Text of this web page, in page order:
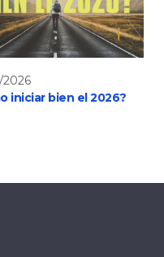
2026
iniciar bien el 2026?